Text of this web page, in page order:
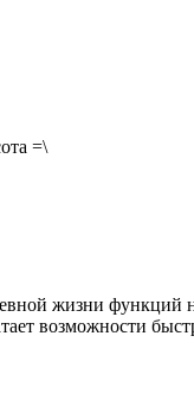
=\
жизни
возможности